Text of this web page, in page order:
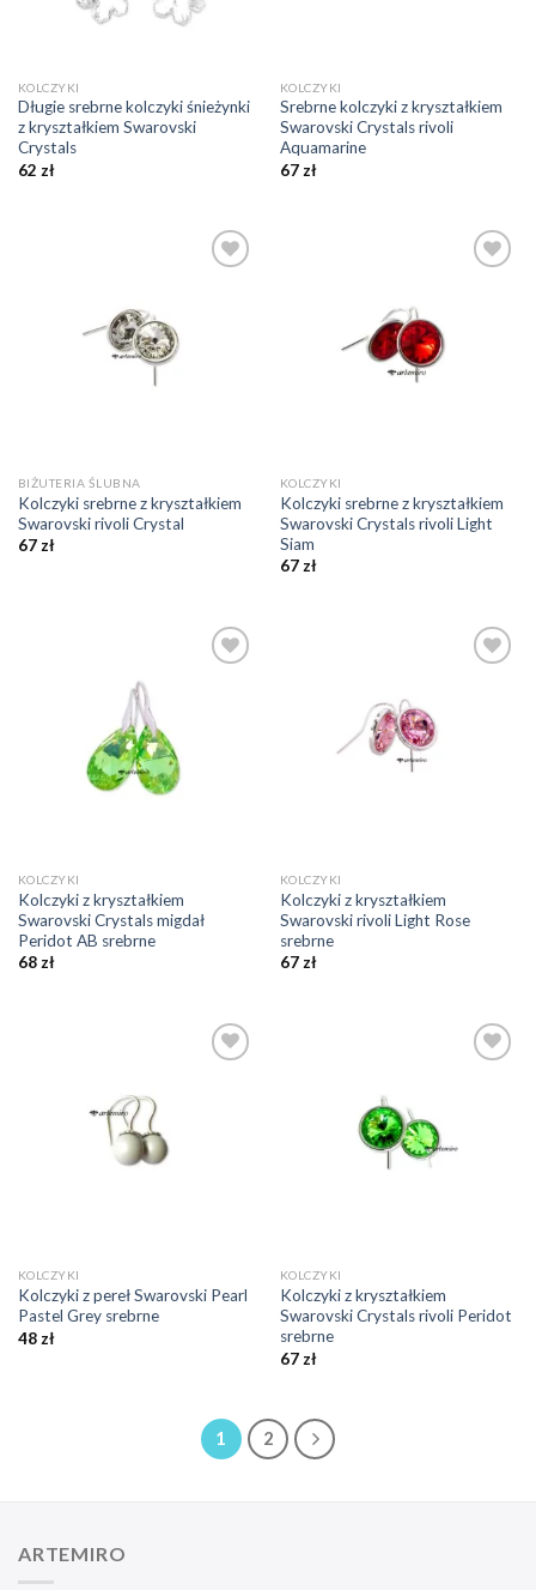
KOLCZYKI
Długie srebrne kolczyki śnieżynki
z kryształkiem Swarovski
Crystals
62 zł
KOLCZYKI
Srebrne kolczyki z kryształkiem
Swarovski Crystals rivoli
Aquamarine
67 zł
BIŻUTERIA ŚLUBNA
Kolczyki srebrne z kryształkiem
Swarovski rivoli Crystal
67zł
KOLCZYKI
Kolczyki srebrne z kryształkiem
Swarovski Crystals rivoli Light
Siam
67zł
KOLCZYKI
Kolczyki z kryształkiem
Swarovski Crystals migdał
Peridot AB srebrne
68 zł
KOLCZYKI
Kolczyki z kryształkiem
Swarovski rivoli Light Rose
srebrne
67 zł
KOLCZYKI
Kolczyki z pereł Swarovski Pearl
Pastel Grey srebrne
48 zł
KOLCZYKI
Kolczyki z kryształkiem
Swarovski Crystals rivoli Peridot
srebrne
67 zł
1 2
ARTEMIRO